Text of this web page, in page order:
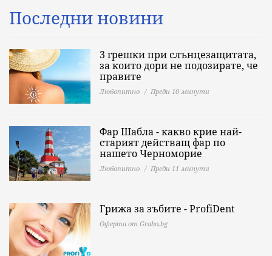
Последни новини
3 грешки при слънцезащитата,
за които дори не подозирате, че
правите
Любопитно Преди 10 минути
Фар Шабла - какво крие най-
старият действащ фар по
нашето Черноморие
Любопитно Преди 11 минути
Грижа за зъбите - ProfiDent
Оферта от Grabo.bg